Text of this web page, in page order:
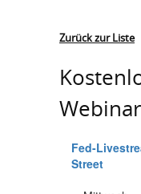
Zurück zur Liste